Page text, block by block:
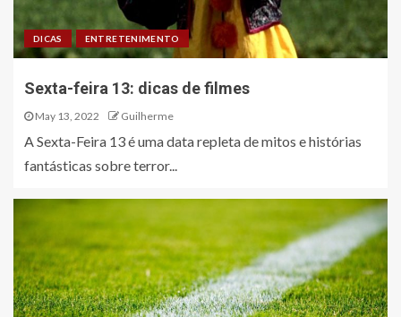
DICAS ENTRETENIMENTO
Sexta-feira 13: dicas de filmes
May 13, 2022 Guilherme
A Sexta-Feira 13 é uma data repleta de mitos e histórias
fantásticas sobre terror...